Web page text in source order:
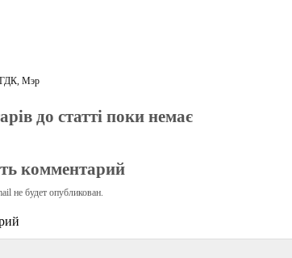
,Мэр
до статті поки немає
комментарий
не будет опубликован.